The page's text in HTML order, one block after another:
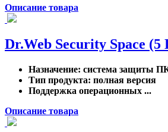
Описание товара
Dr.Web Security Space (5
Назначение: система защиты
Тип продукта: полная версия
Поддержка операционных ...
Описание товара